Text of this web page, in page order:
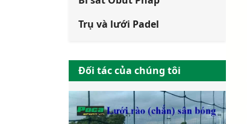
Trụ và lưới Padel
Đối tác của chúng tôi